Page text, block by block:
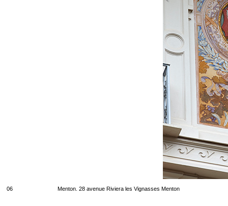
06 Menton. 28 avenue Riviera les Vignasses Menton